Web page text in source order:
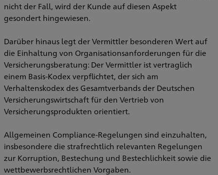
nicht der Fall, wird der Kunde auf diesen Aspekt
gesondert hingewiesen.
Darüber hinaus legt der Vermittler besonderen Wert auf
die Einhaltung von Organisationsanforderungen für die
Versicherungsberatung: Der Vermittler ist vertraglich
einem Basis-Kodex verpflichtet, der sich am
Verhaltenskodex des Gesamtverbands der Deutschen
Versicherungswirtschaft für den Vertrieb von
Versicherungsprodukten orientiert.
Allgemeinen Compliance-Regelungen sind einzuhalten,
insbesondere die strafrechtlich relevanten Regelungen
zur Korruption, Bestechung und Bestechlichkeit sowie die
wettbewerbsrechtlichen Vorgaben.